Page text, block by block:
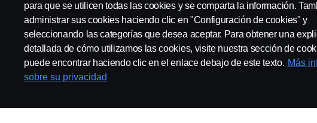
Aviso Legal Declaración de Privacidad Cookies Contacta con
para que se utilicen todas las cookies y se comparta la información.
administrar sus cookies haciendo clic en "Configuración de cookies" y
seleccionando las categorías que desea aceptar. Para obtener una
detallada de cómo utilizamos las cookies, visite nuestra sección de
puede encontrar haciendo clic en el enlace debajo de este texto. Más
sobre su privacidad